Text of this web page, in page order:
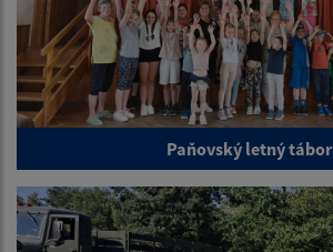
Paňovský letný tábor